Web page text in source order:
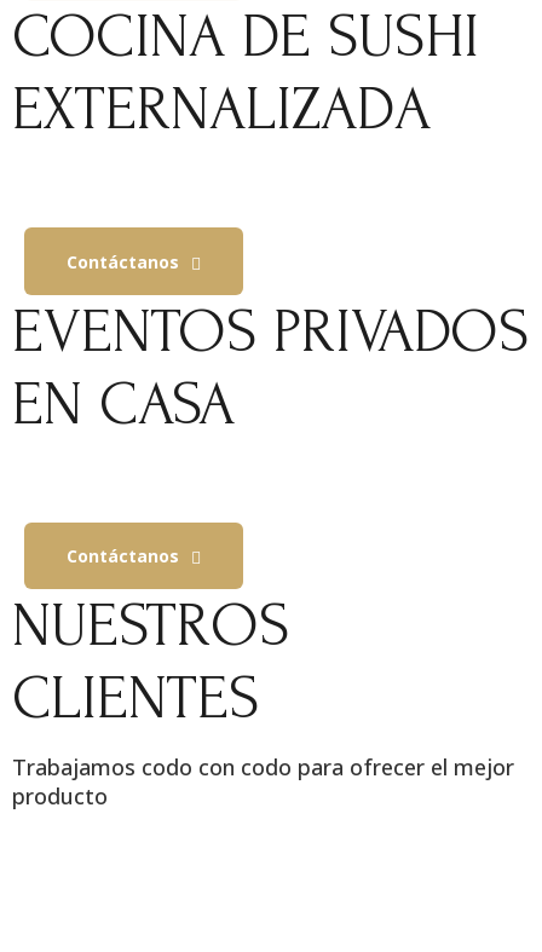
COCINA DE SUSHI
EXTERNALIZADA
Contáctanos
EVENTOS PRIVADOS
EN CASA
Contáctanos
NUESTROS
CLIENTES
Trabajamos codo con codo para ofrecer el mejor
producto